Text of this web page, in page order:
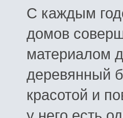
С каждым
домов
материалом
деревянный
красотой и